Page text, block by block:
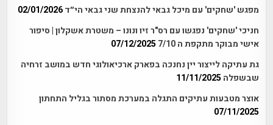
מפגש 'שחקים' עם מיכל גבאי להנצחת שני גבאי הי״ד 02/01/2026
חניכי 'שחקים' נפגשו עם רס"ר זיו ונונו – משטרת אשקלון | סיפור
אישי מבוקר מתקפת ה 7/10
07/12/2025
גת עתיקה לייצור יין נחנכה בפארק ארכיאולוגי חדש במושב זרחיה
שבשפלה 11/11/2025
אוצר מטבעות עתיקים התגלה במערכת מסתור בגליל התחתון
07/11/2025